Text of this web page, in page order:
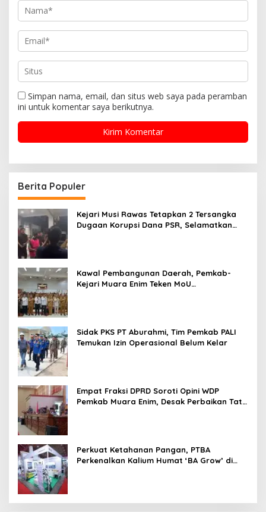
Simpan nama, email, dan situs web saya pada peramban
ini untuk komentar saya berikutnya.
Berita Populer
Kejari Musi Rawas Tetapkan 2 Tersangka
Dugaan Korupsi Dana PSR, Selamatkan
Kawal Pembangunan Daerah, Pemkab-
Kejari Muara Enim Teken MoU
Sidak PKS PT Aburahmi, Tim Pemkab PALI
Temukan Izin Operasional Belum Kelar
Empat Fraksi DPRD Soroti Opini WDP
Pemkab Muara Enim, Desak Perbaikan Tata
Perkuat Ketahanan Pangan, PTBA
Perkenalkan Kalium Humat ‘BA Grow’ di